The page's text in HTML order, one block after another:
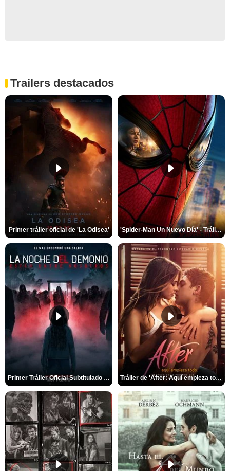
Trailers destacados
Primer tráiler oficial de 'La Odisea' 'Spider-Man Un Nuevo Día' - Tráiler oficial subtitulado
Primer Tráiler Oficial Subtitulado de 'La Noche Del Demonio: Están Entre Nosotros' Tráiler de 'After: Aquí empieza todo'